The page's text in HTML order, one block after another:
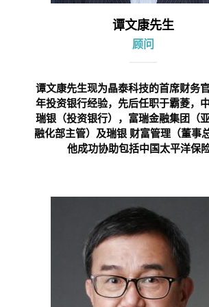
谭文康先生
顾问
谭文康先生现为晶泰科技的首席财务
年投资银行经验，先后任职于霸菱，中
瑞银（投资银行），富瑞金融集团（
融化部主管）及瑞银 财富管理（董事
他成功协助包括中国太平洋保